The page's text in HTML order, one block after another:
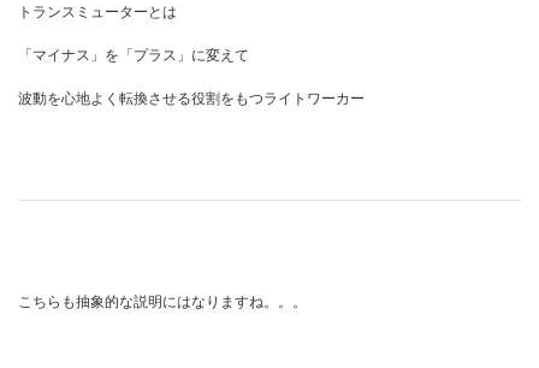
トランスミューターとは
「マイナス」を「プラス」に変えて
波動を心地よく転換させる役割をもつライトワーカー
こちらも抽象的な説明にはなりますね。。。